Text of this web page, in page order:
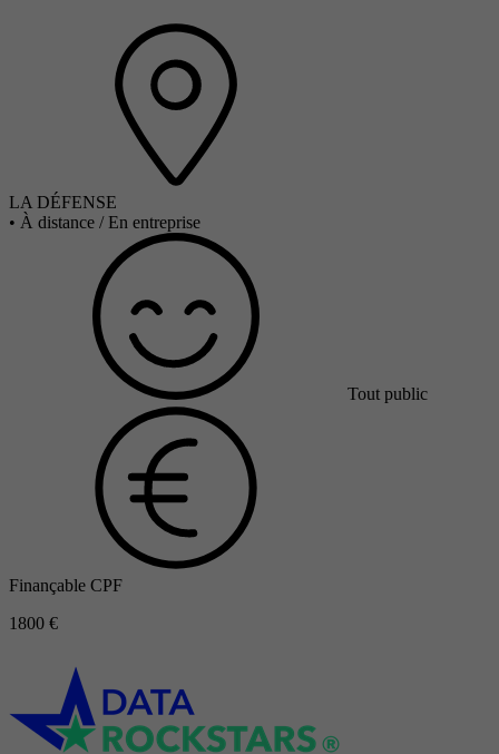
LA DÉFENSE
• À distance / En entreprise
Tout public
Finançable CPF
1800 €